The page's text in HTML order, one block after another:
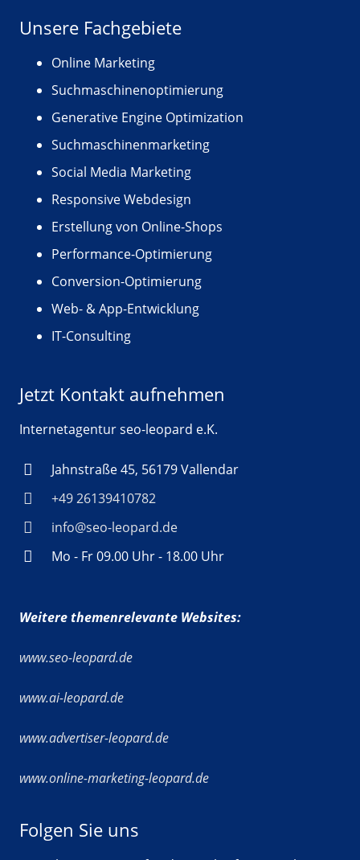
Unsere Fachgebiete
Online Marketing
Suchmaschinenoptimierung
Generative Engine Optimization
Suchmaschinenmarketing
Social Media Marketing
Responsive Webdesign
Erstellung von Online-Shops
Performance-Optimierung
Conversion-Optimierung
Web- & App-Entwicklung
IT-Consulting
Jetzt Kontakt aufnehmen
Internetagentur seo-leopard e.K.
Jahnstraße 45, 56179 Vallendar
+49 26139410782
info@seo-leopard.de
Mo - Fr 09.00 Uhr - 18.00 Uhr
Weitere themenrelevante Websites:
www.seo-leopard.de
www.ai-leopard.de
www.advertiser-leopard.de
www.online-marketing-leopard.de
Folgen Sie uns